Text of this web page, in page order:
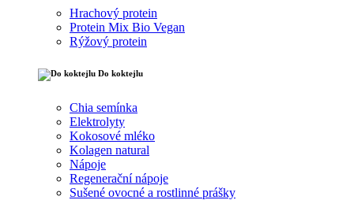
Hrachový protein
Protein Mix Bio Vegan
Rýžový protein
Do koktejlu
Chia semínka
Elektrolyty
Kokosové mléko
Kolagen natural
Nápoje
Regenerační nápoje
Sušené ovocné a rostlinné prášky